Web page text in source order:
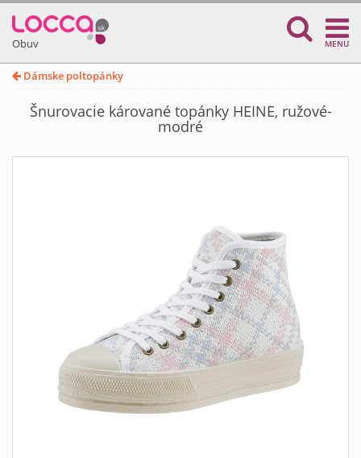
Obuv MENU
Dámske poltopánky
Šnurovacie kárované topánky HEINE, ružové-
modré